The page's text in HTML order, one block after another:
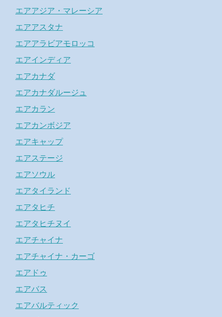
エアアジア・マレーシア
エアアスタナ
エアアラビアモロッコ
エアインディア
エアカナダ
エアカナダルージュ
エアカラン
エアカンボジア
エアキャップ
エアステージ
エアソウル
エアタイランド
エアタヒチ
エアタヒチヌイ
エアチャイナ
エアチャイナ・カーゴ
エアドゥ
エアバス
エアバルティック